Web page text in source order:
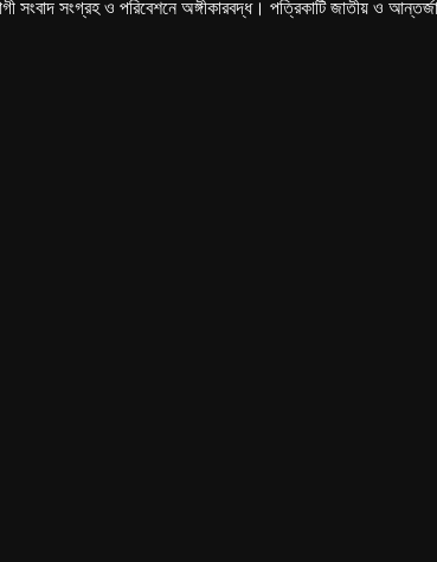
সংগ্রহ ও পরিবেশনে অঙ্গীকারবদ্ধ। পত্রিকাটি জাতীয় ও